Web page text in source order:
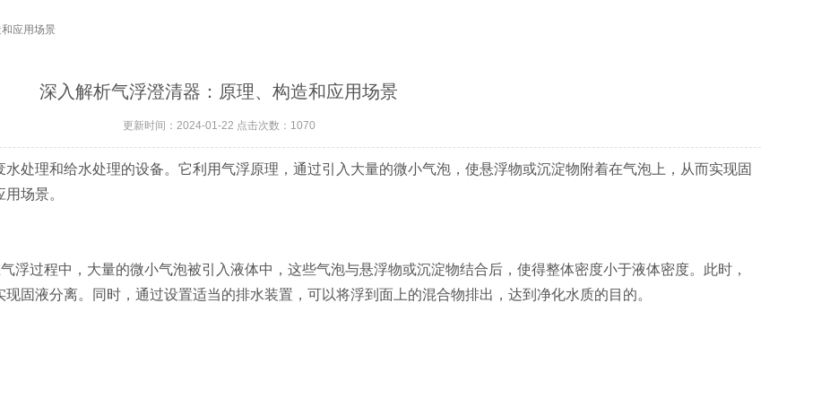
应用场景
深入解析气浮澄清器：原理、构造和应用场景
更新时间：2024-01-22 点击次数：1070
理和给水处理的设备。它利用气浮原理，通过引入大量的微小气泡，使悬浮物或沉淀物附着在气泡上，从而实现固
场景。
浮过程中，大量的微小气泡被引入液体中，这些气泡与悬浮物或沉淀物结合后，使得整体密度小于液体密度。此时，
固液分离。同时，通过设置适当的排水装置，可以将浮到面上的混合物排出，达到净化水质的目的。